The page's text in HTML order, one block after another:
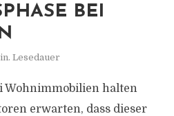
BEI
Lesedauer
Wohnimmobilien halten
erwarten, dass dieser